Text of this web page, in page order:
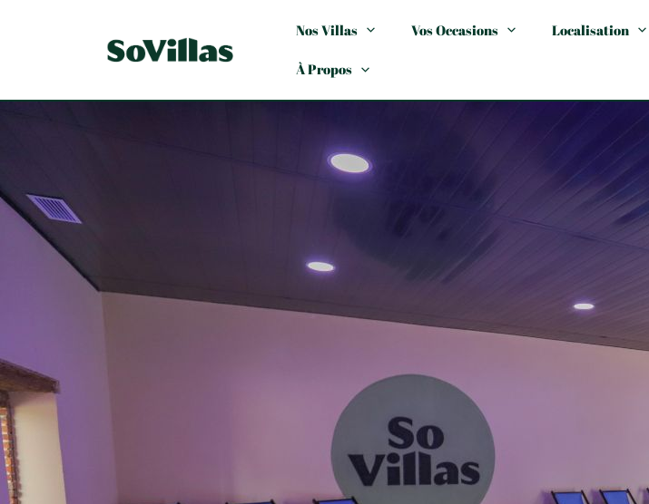
Nos Villas Vos Occasions Localisation
À Propos